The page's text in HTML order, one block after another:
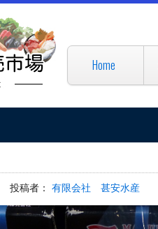
Home
投稿者： 有限会社 甚安水産